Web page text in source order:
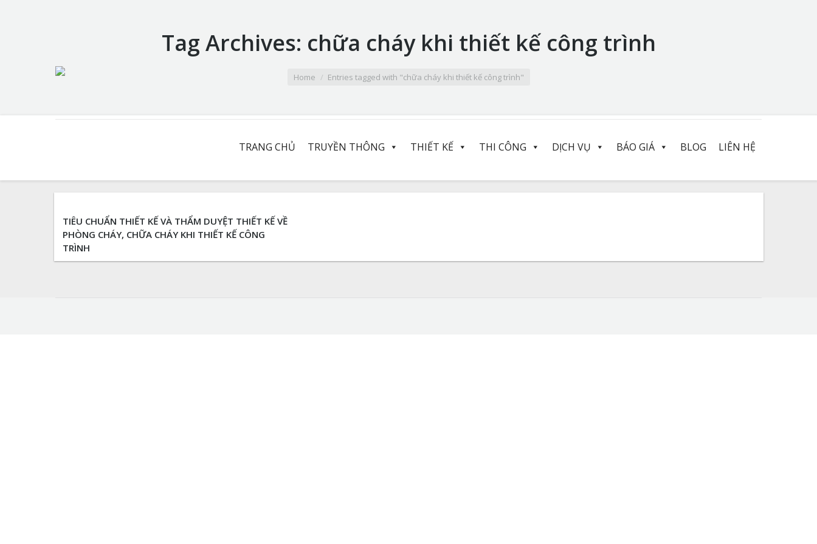
Tag Archives: chữa cháy khi thiết kế công trình
You are here:
Home Entries tagged with "chữa cháy khi thiết kế công trình"
TRANG CHỦ TRUYỀN THÔNG THIẾT KẾ THI CÔNG DỊCH VỤ BÁO GIÁ BLOG LIÊN HỆ
TIÊU CHUẨN THIẾT KẾ VÀ THẨM DUYỆT THIẾT KẾ VỀ
PHÒNG CHÁY, CHỮA CHÁY KHI THIẾT KẾ CÔNG
TRÌNH